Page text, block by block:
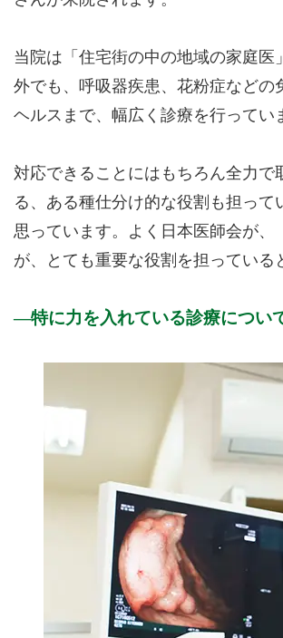
当院は「住宅街の中の地域の家庭
外でも、呼吸器疾患、花粉症など
ヘルスまで、幅広く診療を行ってい
対応できることにはもちろん全力
る、ある種仕分け的な役割も担っ
思っています。よく日本医師会が
が、とても重要な役割を担っている
特に力を入れている診療につい